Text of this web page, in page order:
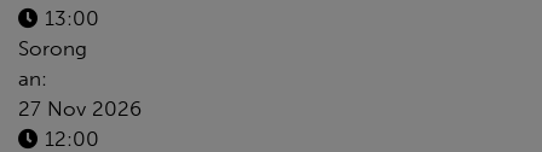
13:00
Sorong
an:
27 Nov 2026
12:00